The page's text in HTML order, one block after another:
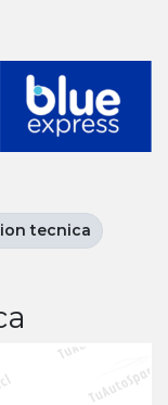
tecnica